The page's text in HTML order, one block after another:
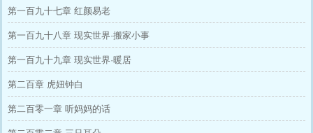
第一百九十七章 红颜易老
第一百九十八章 现实世界·搬家小事
第一百九十九章 现实世界·暖居
第二百章 虎妞钟白
第二百零一章 听妈妈的话